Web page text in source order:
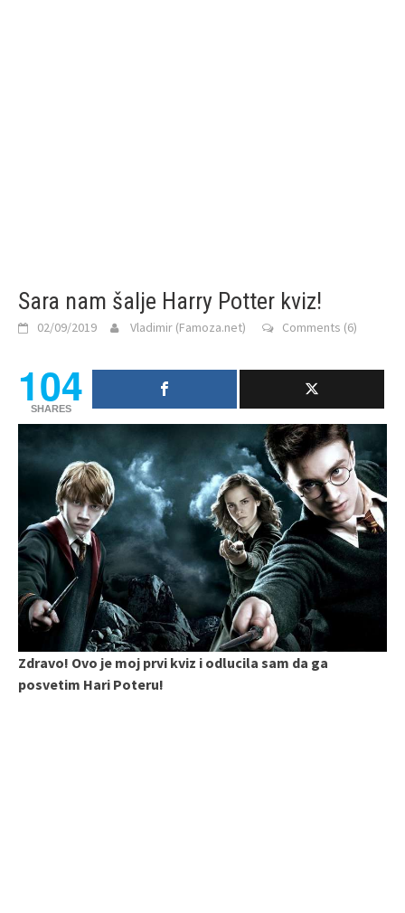
Sara nam šalje Harry Potter kviz!
02/09/2019 Vladimir (Famoza.net) Comments (6)
104
SHARES
Zdravo! Ovo je moj prvi kviz i odlucila sam da ga
posvetim Hari Poteru!